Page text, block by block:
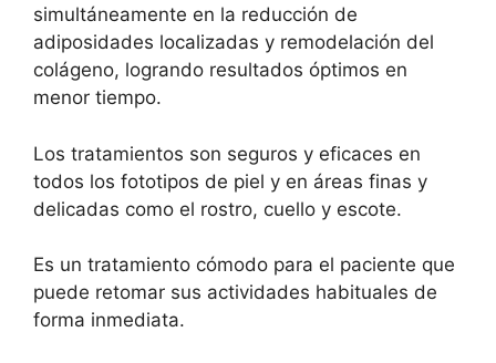
simultáneamente en la reducción de
adiposidades localizadas y remodelación del
colágeno, logrando resultados óptimos en
menor tiempo.
Los tratamientos son seguros y eficaces en
todos los fototipos de piel y en áreas finas y
delicadas como el rostro, cuello y escote.
Es un tratamiento cómodo para el paciente que
puede retomar sus actividades habituales de
forma inmediata.